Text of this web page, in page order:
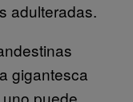
adulteradas.
gigantesca
puede